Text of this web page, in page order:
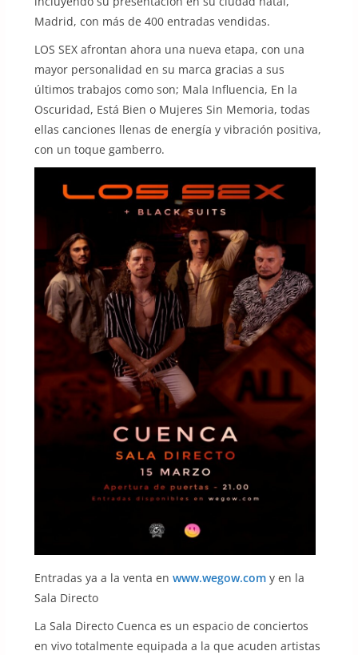
Madrid, con más de 400 entradas vendidas.
LOS SEX afrontan ahora una nueva etapa, con una
mayor personalidad en su marca gracias a sus
últimos trabajos como son; Mala Influencia, En la
Oscuridad, Está Bien o Mujeres Sin Memoria, todas
ellas canciones llenas de energía y vibración positiva,
con un toque gamberro.
Entradas ya a la venta en www.wegow.comy en la
Sala Directo
La Sala Directo Cuenca es un espacio de conciertos
en vivo totalmente equipada a la que acuden artistas